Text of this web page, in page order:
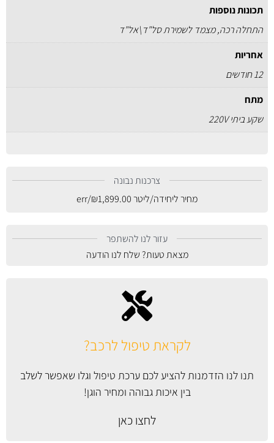
לקראת טיפול לרכב?
תנו לנו הזדמנות להציע לכם ערכת טיפול וגלו שאפשר לשלב
בין איכות גבוהה ומחיר הוגן!
לחצו כאן
תכונות נוספות
התחלה רכה, מצמד לשמירת סל"ד\אל"ד
אחריות
12 חודשים
מתח
שקע ביתי 220V
צרכנות נבונה
מחיר ליחידה/ליטר
₪1,899.00
/err
עזור לנו להשתפר
מצאת טעות? שלח לנו הודעה